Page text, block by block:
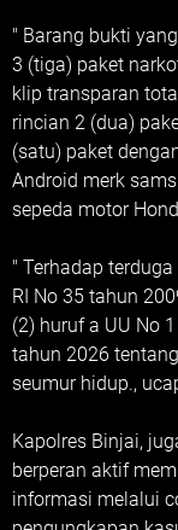
" Barang bukti
3 (tiga) paket
klip transparan
rincian 2 (dua)
(satu) paket
Android merk
sepeda motor
" Terhadap
RI No 35 tahun
(2) huruf a UU No
tahun 2026
seumur hidup.,
Kapolres Binjai,
berperan aktif
informasi melalui